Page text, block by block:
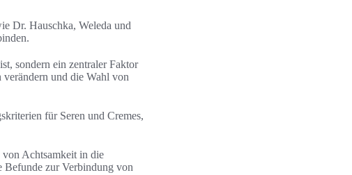
Dr. Hauschka, Weleda und
sondern ein zentraler Faktor
und die Wahl von
für Seren und Cremes,
Achtsamkeit in die
Befunde zur Verbindung von